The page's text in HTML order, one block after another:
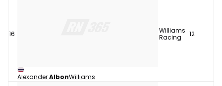
16
AlexanderAlbonWilliams
Williams
Racing
12